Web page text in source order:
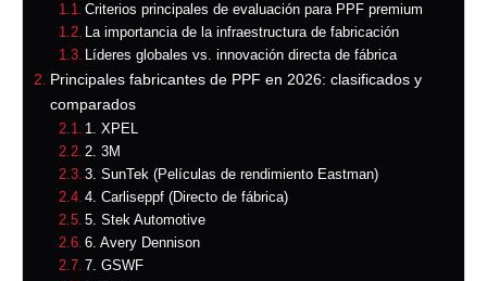
Criterios principales de evaluación para PPF premium
La importancia de la infraestructura de fabricación
Líderes globales vs. innovación directa de fábrica
Principales fabricantes de PPF en 2026: clasificados y
comparados
1. XPEL
2. 3M
3. SunTek (Películas de rendimiento Eastman)
4. Carliseppf (Directo de fábrica)
5. Stek Automotive
6. Avery Dennison
7. GSWF